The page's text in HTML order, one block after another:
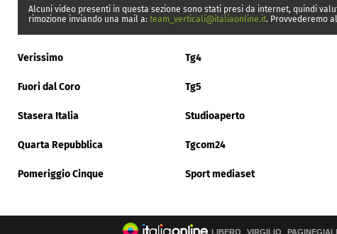
Alcuni video presenti in questa sezione sono stati presi da internet, quindi
rimozione inviando una mail a: team_verticali@italiaonline.it. Provvederemo
Verissimo Tg4
Fuori dal Coro Tg5
Stasera Italia Studioaperto
Quarta Repubblica Tgcom24
Pomeriggio Cinque Sport mediaset
LIBERO VIRGILIO